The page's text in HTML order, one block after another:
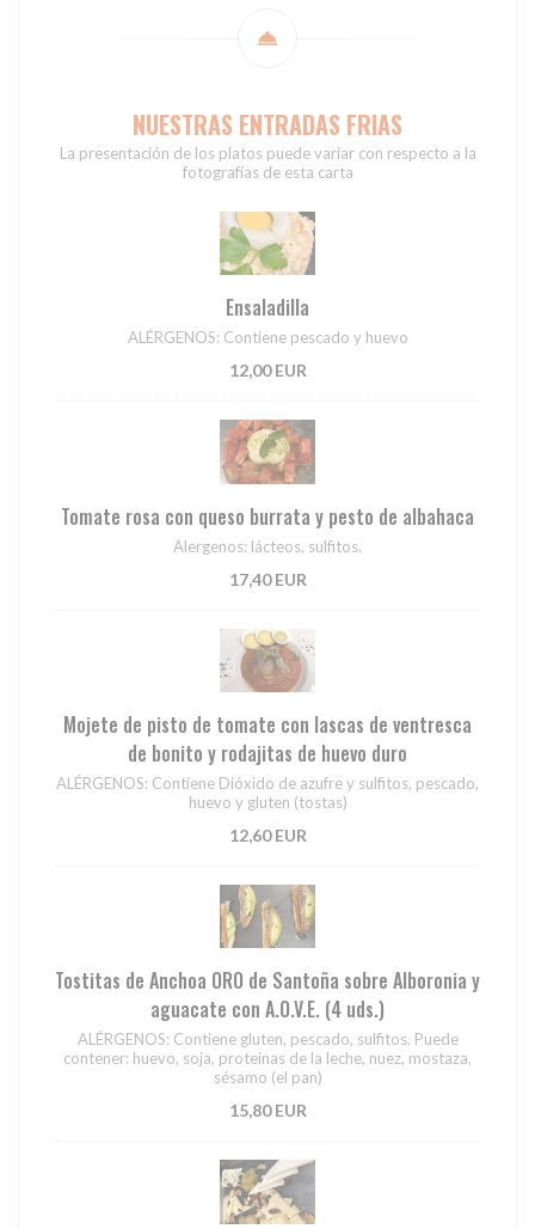
NUESTRAS ENTRADAS FRIAS
La presentación de los platos puede variar con respecto a la
fotografías de esta carta
Ensaladilla
ALÉRGENOS: Contiene pescado y huevo
12,00 EUR
Tomate rosa con queso burrata y pesto de albahaca
Alergenos: lácteos, sulfitos.
17,40 EUR
Mojete de pisto de tomate con lascas de ventresca
de bonito y rodajitas de huevo duro
ALÉRGENOS: Contiene Dióxido de azufre y sulfitos, pescado,
huevo y gluten (tostas)
12,60 EUR
Tostitas de Anchoa ORO de Santoña sobre Alboronia y
aguacate con A.O.V.E. (4 uds.)
ALÉRGENOS: Contiene gluten, pescado, sulfitos. Puede
contener: huevo, soja, proteinas de la leche, nuez, mostaza,
sésamo (el pan)
15,80 EUR